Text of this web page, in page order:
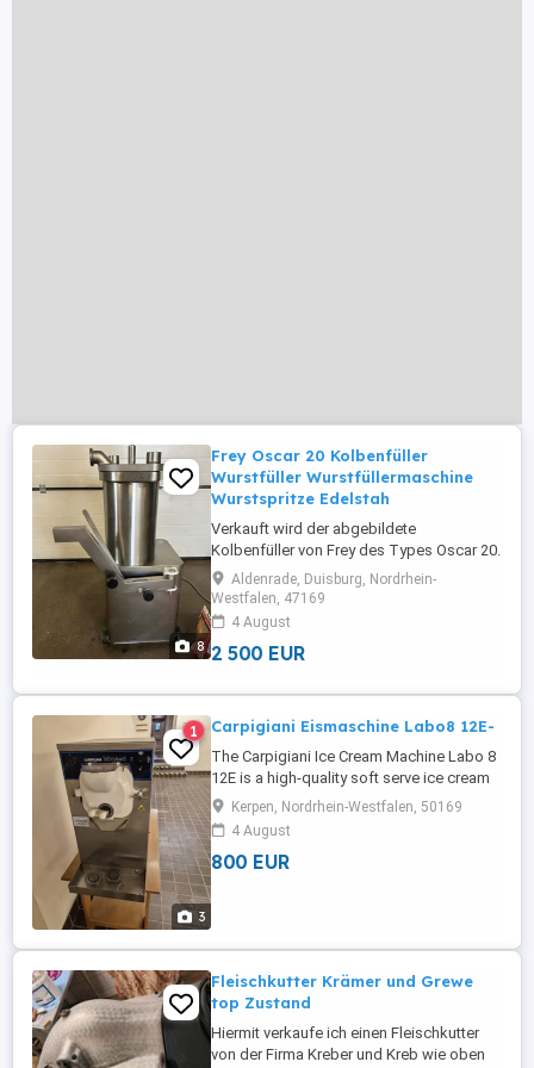
8
Frey Oscar 20 Kolbenfüller
Wurstfüller Wurstfüllermaschine
Wurstspritze Edelstah
Verkauft wird der abgebildete
Kolbenfüller von Frey des Types Oscar 20.
Der Kolbenfüller ist komplett aus
Edelstahl und stammt aus einer Insolvenz.
Leider wurden Kolben, Dichtung,
Kolbenschlüssel, Überwurfmutter und
Kolbenschraube nicht aufgefunden,
zwei Rollen ...
Aldenrade, Duisburg, Nordrhein-
Westfalen, 47169
4 August
2 500 EUR
3
1 Carpigiani Eismaschine Labo8 12E-
The Carpigiani Ice Cream Machine Labo 8
12E is a high-quality soft serve ice cream
machine designed for professional use in
restaurants and food service
establishments. With a single hopper, this
unit produces delicious and creamy ice
Kerpen, Nordrhein-Westfalen, 50169
4 August
800 EUR
Fleischkutter Krämer und Grewe
top Zustand
Hiermit verkaufe ich einen Fleischkutter
von der Firma Kreber und Kreb wie oben